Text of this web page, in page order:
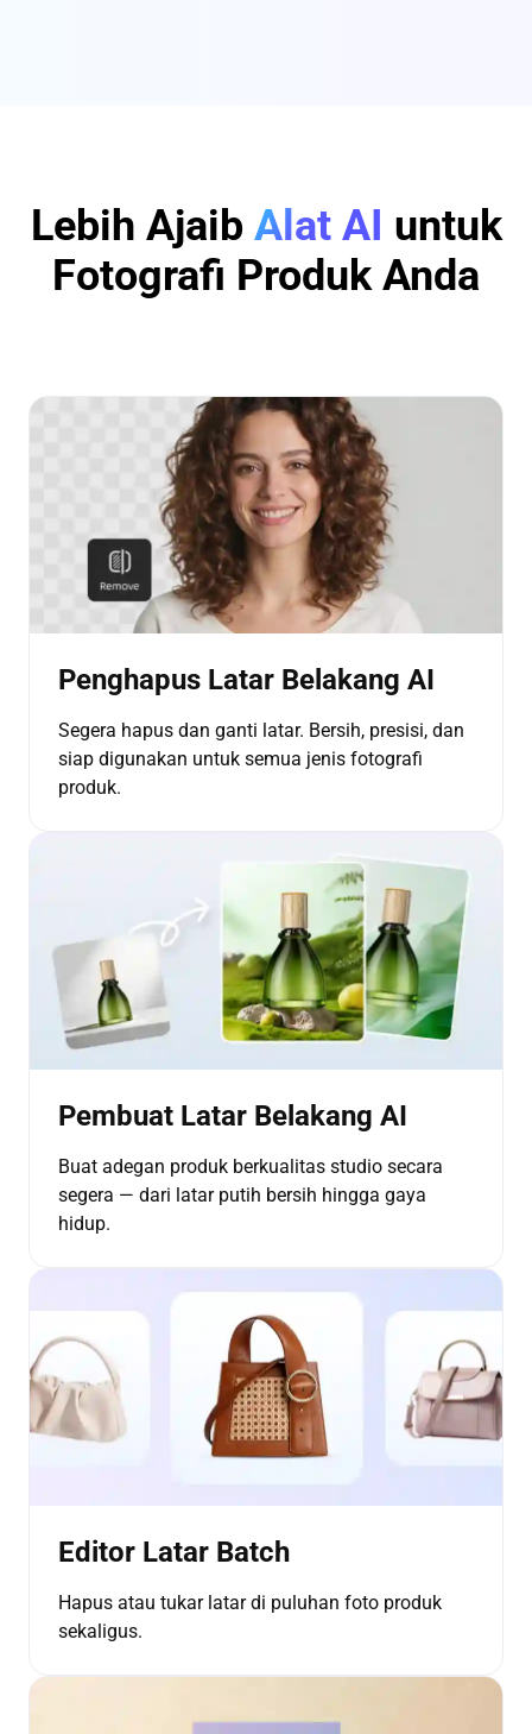
Lebih Ajaib Alat AI untuk
Fotografi Produk Anda
Penghapus Latar Belakang AI
Segera hapus dan ganti latar. Bersih, presisi, dan
siap digunakan untuk semua jenis fotografi
produk.
Pembuat Latar Belakang AI
Buat adegan produk berkualitas studio secara
segera — dari latar putih bersih hingga gaya
hidup.
Editor Latar Batch
Hapus atau tukar latar di puluhan foto produk
sekaligus.